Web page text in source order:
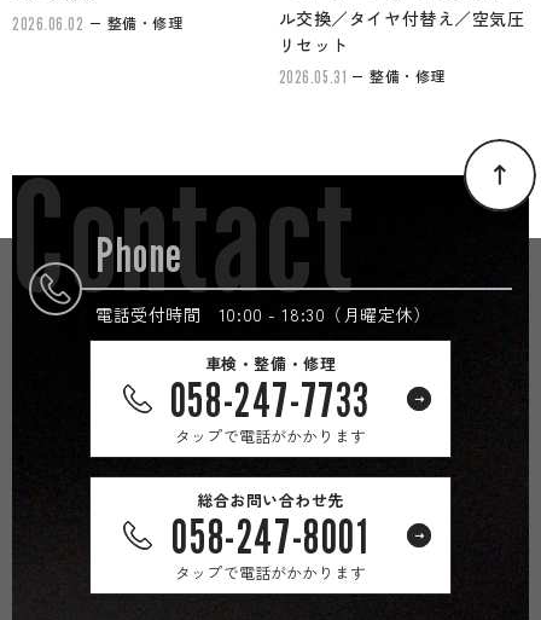
2026.06.02 整備・修理
ル交換／タイヤ付替え／空気圧
リセット
2026.05.31 整備・修理
Phone
電話受付時間 10:00 - 18:30（月曜定休）
車検・整備・修理
058-247-7733
タップで電話がかかります
総合お問い合わせ先
058-247-8001
タップで電話がかかります
Contact